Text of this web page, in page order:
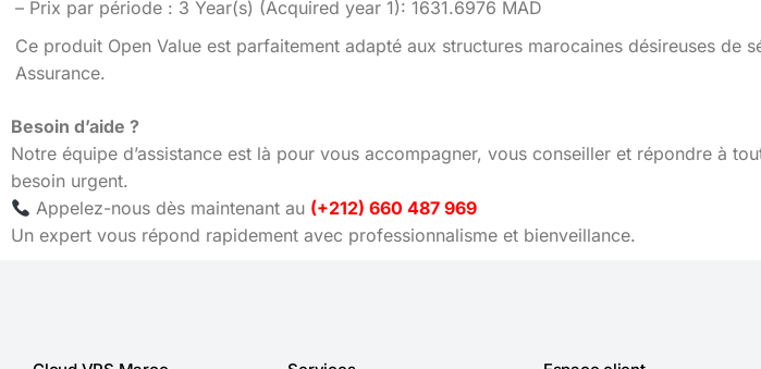
– Prix par période : 3 Year(s) (Acquired year 1): 1631.6976 MAD
Ce produit Open Value est parfaitement adapté aux structures marocaines désireuses
Assurance.
Besoin d’aide ?
Notre équipe d’assistance est là pour vous accompagner, vous conseiller et répondre à
besoin urgent.
Appelez-nous dès maintenant au (+212) 660 487 969
Un expert vous répond rapidement avec professionnalisme et bienveillance.